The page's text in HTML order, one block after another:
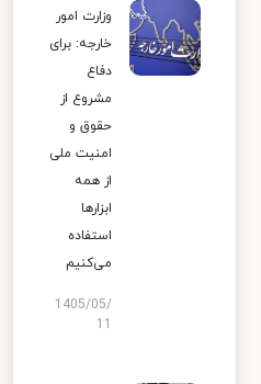
وزارت امور
خارجه: برای
دفاع
مشروع از
حقوق و
امنیت ملی
از همه
ابزارها
استفاده
می‌کنیم
1405/05/